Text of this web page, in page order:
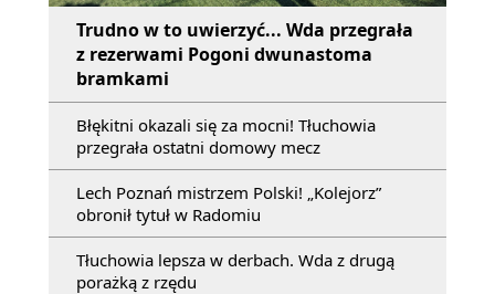
Trudno w to uwierzyć... Wda przegrała
z rezerwami Pogoni dwunastoma
bramkami
Błękitni okazali się za mocni! Tłuchowia
przegrała ostatni domowy mecz
Lech Poznań mistrzem Polski! „Kolejorz”
obronił tytuł w Radomiu
Tłuchowia lepsza w derbach. Wda z drugą
porażką z rzędu